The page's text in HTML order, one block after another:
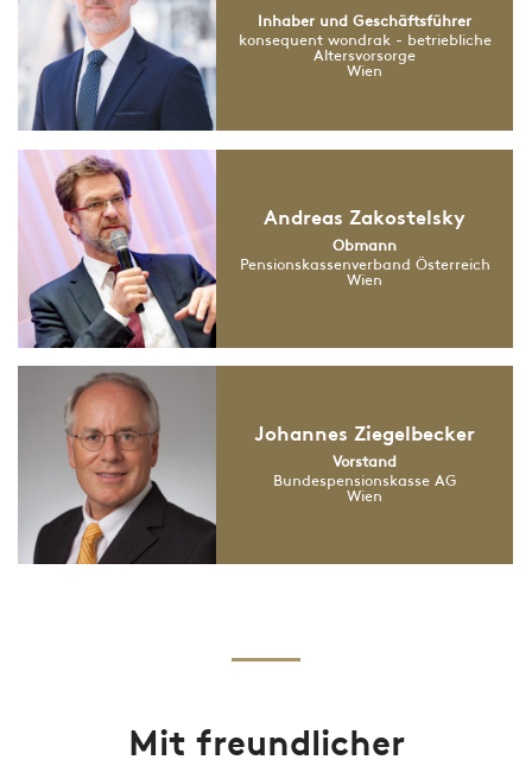
Inhaber und Geschäftsführer
konsequent wondrak - betriebliche
Altersvorsorge
Wien
Andreas Zakostelsky
Obmann
Pensionskassenverband Österreich
Wien
Johannes Ziegelbecker
Vorstand
Bundespensionskasse AG
Wien
Mit freundlicher